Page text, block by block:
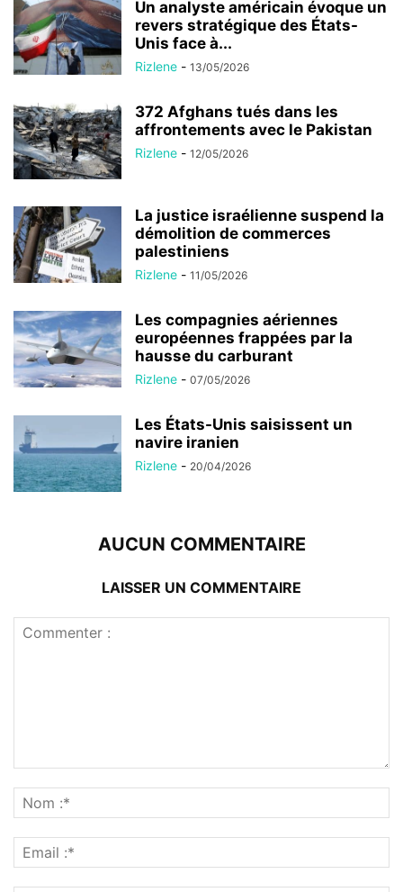
Un analyste américain évoque un
revers stratégique des États-
Unis face à...
Rizlene - 13/05/2026
372 Afghans tués dans les
affrontements avec le Pakistan
Rizlene - 12/05/2026
La justice israélienne suspend la
démolition de commerces
palestiniens
Rizlene - 11/05/2026
Les compagnies aériennes
européennes frappées par la
hausse du carburant
Rizlene - 07/05/2026
Les États-Unis saisissent un
navire iranien
Rizlene - 20/04/2026
AUCUN COMMENTAIRE
LAISSER UN COMMENTAIRE